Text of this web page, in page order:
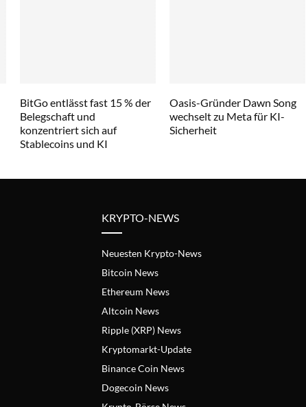
BitGo entlässt fast 15 % der
Belegschaft und
konzentriert sich auf
Stablecoins und KI
Oasis-Gründer Dawn Song
wechselt zu Meta für KI-
Sicherheit
KRYPTO-NEWS
Neuesten Krypto-News
Bitcoin News
Ethereum News
Altcoin News
Ripple (XRP) News
Kryptomarkt-Update
Binance Coin News
Dogecoin News